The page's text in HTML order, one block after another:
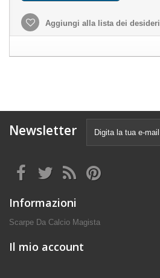
Aggiungi alla lista dei desideri
Newsletter
Informazioni
Scarpe Da Calcio Magista
Il mio account